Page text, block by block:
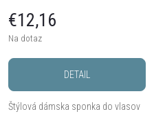
€12,16
Na dotaz
DETAIL
Štýlová dámska sponka do vlasov